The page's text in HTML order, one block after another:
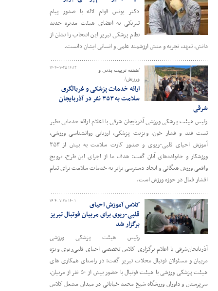
دکتر یونس قوام لاله با صدور پیام
تبریکی به اعضای هیئت مدیره جدید
نظام پزشکی تبریز این انتخاب را نشان از
دانش، تعهد، تجربه و منش ارزشمند علمی و انسانی ایشان دانست.
۱۴۰۴-۰۷-۲۵ ۱۶:۱۲
/هفته تربیت بدنی و
ورزش/
ارائه خدمات پزشکی و غربالگری
سلامت به ۳۵۳ نفر در آذربایجان
شرقی
رئیس هیئت پزشکی ورزشی آذربایجان شرقی با اعلام ارائه خدماتی نظیر
تست قند و فشار خون، ویزیت پزشکی، ارزیابی روانشناسی ورزشی،
آموزش احیای قلبی-ریوی و صدور کارت سلامت به بیش از ۳۵۳
ورزشکار و خانواده‌های آنان گفت: هدف ما از اجرای این طرح، ترویج
واقعی ورزش همگانی و ایجاد دسترسی برابر به خدمات سلامت برای تمام
اقشار فعال در حوزه ورزش است.
۱۴۰۴-۰۷-۲۵ ۱۶:۰۱
کلاس آموزش احیای
قلبی‌-ریوی برای مربیان فوتبال تبریز
برگزار شد
رئیس هیئت پزشکی ورزشی
آذربایجان‌شرقی با اعلام برگزاری کلاس تخصصی احیای قلبی‌ریوی ویژه
مربیان و مسئولان فوتبال محلات تبریز گفت: در راستای همکاری های
هیئت پزشکی ورزشی با هیئت فوتبال با حضور بیش از ۵۰ نفر از مربیان،
سرپرستان و داوران ورزشگاه شیخ محمد خیابانی در میدان مشعل کلاس